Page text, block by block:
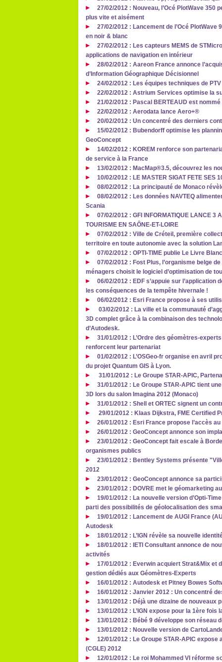
27/02/2012 : Nouveau, l’Océ PlotWave
plus vite et aisément
27/02/2012 : Lancement de l’Océ
en noir & blanc
27/02/2012 : Les capteurs MEMS de
applications de navigation en intérieur
28/02/2012 : Aareon France annonce
d’Information Géographique Décisionnel
24/02/2012 : Les équipes techniques de
22/02/2012 : Astrium Services optimise la
21/02/2012 : Pascal BERTEAUD est
22/02/2012 : Aerodata lance Aero+®
20/02/2012 : Un concentré des derniers
15/02/2012 : Bubendorff optimise les
GeoConcept
14/02/2012 : KOREM renforce son
de service à la France
13/02/2012 : MacMap®3.5, découvrez les
10/02/2012 : LE MASTER SIGAT FETE SES
08/02/2012 : La principauté de Monaco
08/02/2012 : Les données NAVTEQ
Scania
07/02/2012 : GFI INFORMATIQUE LANCE 3
TOURISME EN SAÔNE-ET-LOIRE
07/02/2012 : Ville de Créteil, première
territoire en toute autonomie avec la solution
07/02/2012 : OPTI-TIME publie Le Livre
07/02/2012 : Fost Plus, l’organisme belge
ménagers choisit le logiciel d’optimisation de
06/02/2012 : EDF s’appuie sur
les conséquences de la tempête hivernale !
06/02/2012 : Esri France propose à ses
03/02/2012 : La ville et la communauté
3D complet grâce à la combinaison des
d’Autodesk.
31/01/2012 : L’Ordre des géomètres-
renforcent leur partenariat
01/02/2012 : L’OSGeo-fr organise en avril
du projet Quantum GIS à Lyon.
31/01/2012 : Le Groupe STAR-APIC,
31/01/2012 : Le Groupe STAR-APIC tient
3D lors du salon Imagina 2012 (Monaco)
31/01/2012 : Shell et ORTEC signent un
29/01/2012 : Klaas Dijkstra, FME Certified
26/01/2012 : Esri France propose l’accès
26/01/2012 : GeoConcept annonce son
23/01/2012 : GeoConcept fait escale à
organismes publics
23/01/2012 : Bentley Systems présente
2012
23/01/2012 : GeoConcept annonce sa
23/01/2012 : DOVRE met le géomarketing
19/01/2012 : La nouvelle version d’Opti-
parti des possibilités de géolocalisation des
19/01/2012 : Lancement de AUGI France
Autodesk
18/01/2012 : L’IGN révèle sa nouvelle
18/01/2012 : IETI Consultant annonce de
activités
17/01/2012 : Everwin acquiert Strat&Mix et
gestion dédiés aux Géomètres-Experts
16/01/2012 : Autodesk et Pitney Bowes
16/01/2012 : Janvier 2012 : Un concentré
13/01/2012 : Déjà une dizaine de nouveaux
13/01/2012 : L’IGN expose pour la 1ère fois
13/01/2012 : Bébé 9 développe son réseau
13/01/2012 : Nouvelle version de
12/01/2012 : Le Groupe STAR-APIC
(CGLE) 2012
12/01/2012 : Le roi Mohammed VI réforme